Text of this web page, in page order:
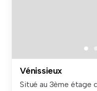
Vénissieux
Situé au 3ème étage